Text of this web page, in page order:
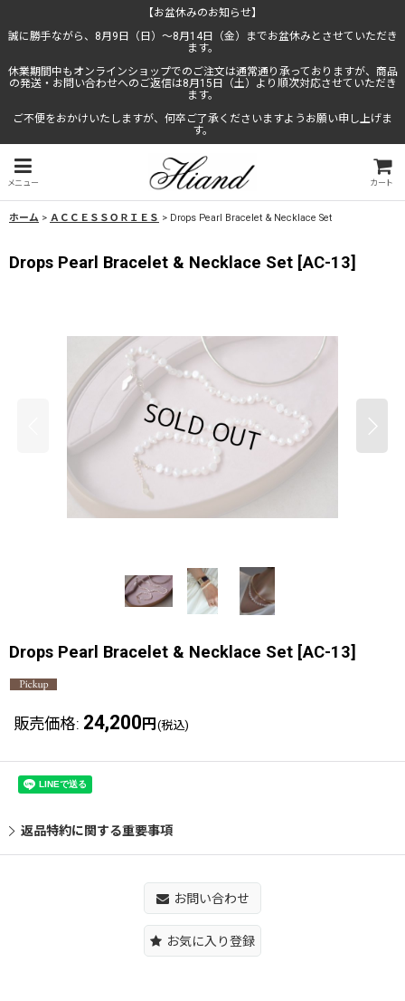
【お盆休みのお知らせ】
誠に勝手ながら、8月9日（日）〜8月14日（金）までお盆休みとさせていただき
ます。
休業期間中もオンラインショップでのご注文は通常通り承っておりますが、商品
の発送・お問い合わせへのご返信は8月15日（土）より順次対応させていただき
ます。
ご不便をおかけいたしますが、何卒ご了承くださいますようお願い申し上げま
す。
メニュー カート
ホーム > ＡＣＣＥＳＳＯＲＩＥＳ > Drops Pearl Bracelet & Necklace Set
Drops Pearl Bracelet & Necklace Set [AC-13]
Drops Pearl Bracelet & Necklace Set [AC-13]
販売価格: 24,200 円 (税込)
返品特約に関する重要事項
お問い合わせ
お気に入り登録